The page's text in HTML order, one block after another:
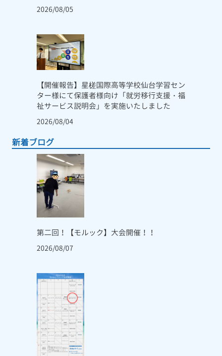
2026/08/05
【開催報告】星槎国際高等学校仙台学習セン
ター様にて保護者様向け「就労移行支援・福
祉サービス説明会」を実施いたしました
2026/08/04
新着ブログ
第二回！【モルック】大会開催！！
2026/08/07